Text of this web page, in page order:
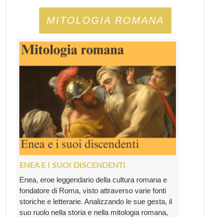
MITOLOGIA ROMANA
ENEA E I SUOI DISCENDENTI
Enea, eroe leggendario della cultura romana e
fondatore di Roma, visto attraverso varie fonti
storiche e letterarie. Analizzando le sue gesta, il
suo ruolo nella storia e nella mitologia romana,